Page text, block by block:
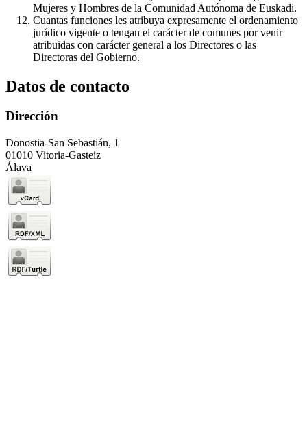
Mujeres y Hombres de la Comunidad Autónoma de Euskadi.
Cuantas funciones les atribuya expresamente el ordenamiento
jurídico vigente o tengan el carácter de comunes por venir
atribuidas con carácter general a los Directores o las
Directoras del Gobierno.
Datos de contacto
Dirección
Donostia-San Sebastián, 1
01010 Vitoria-Gasteiz
Álava